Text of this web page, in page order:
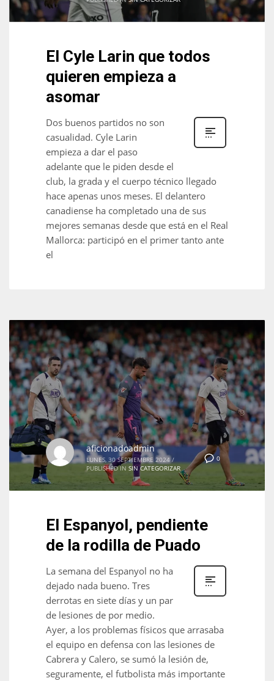
El Cyle Larin que todos
quieren empieza a
asomar
Dos buenos partidos no son
casualidad. Cyle Larin
empieza a dar el paso
adelante que le piden desde el
club, la grada y el cuerpo técnico llegado
hace apenas unos meses. El delantero
canadiense ha completado una de sus
mejores semanas desde que está en el Real
Mallorca: participó en el primer tanto ante
el
0
aficionadoadmin
LUNES, 30 SEPTIEMBRE 2024 /
PUBLISHED IN SIN CATEGORIZAR
El Espanyol, pendiente
de la rodilla de Puado
La semana del Espanyol no ha
dejado nada bueno. Tres
derrotas en siete días y un par
de lesiones de por medio.
Ayer, a los problemas físicos que arrasaba
el equipo en defensa con las lesiones de
Cabrera y Calero, se sumó la lesión de,
seguramente, el futbolista más importante